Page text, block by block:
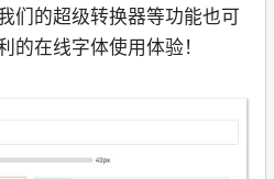
们的超级转换器等功能也可
的在线字体使用体验！